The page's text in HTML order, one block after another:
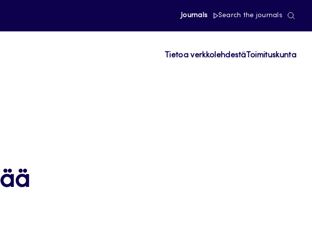
Journals Search the journals
Tietoa verkkolehdestä Toimituskunta